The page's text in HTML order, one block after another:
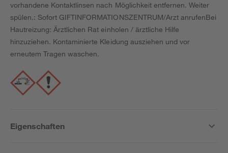
vorhandene Kontaktlinsen nach Möglichkeit entfernen. Weiter
spülen.: Sofort GIFTINFORMATIONSZENTRUM/Arzt anrufenBei
Hautreizung: Ärztlichen Rat einholen / ärztliche Hilfe
hinzuziehen. Kontaminierte Kleidung ausziehen und vor
erneutem Tragen waschen.
Eigenschaften